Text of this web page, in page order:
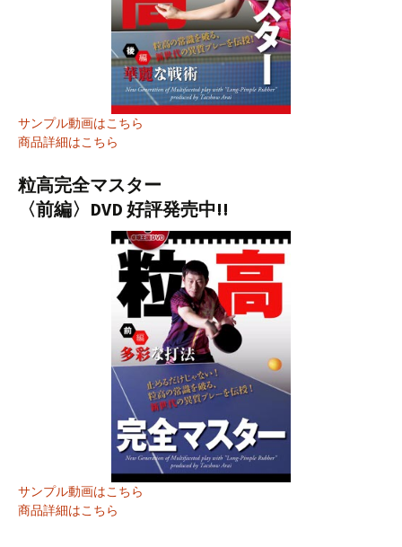
サンプル動画はこちら
商品詳細はこちら
粒高完全マスター
〈前編〉DVD 好評発売中!!
サンプル動画はこちら
商品詳細はこちら